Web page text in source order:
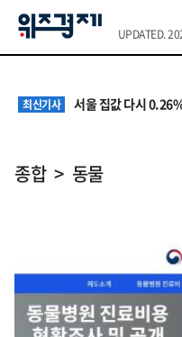
UPDATED.
최신기사 서울 집값 다시 0.26%
최신기사 청소년 혐오 표현, '처
종합 > 동물